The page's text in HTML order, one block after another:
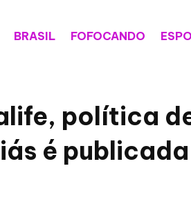
BRASIL FOFOCANDO
política
é